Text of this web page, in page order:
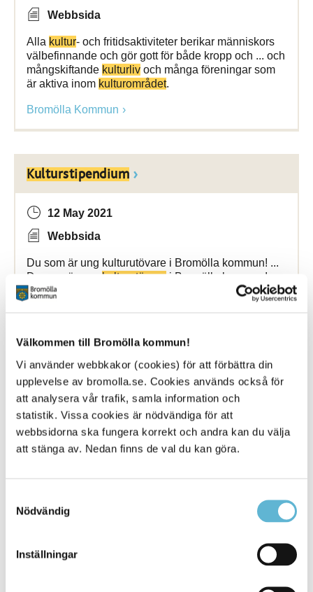
Välkommen till Bromölla kommun!
Vi använder webbkakor (cookies) för att förbättra din
upplevelse av bromolla.se. Cookies används också för
att analysera vår trafik, samla information och
statistik. Vissa cookies är nödvändiga för att
webbsidorna ska fungera korrekt och andra kan du välja
att stänga av. Nedan finns de val du kan göra.
Nödvändig
Inställningar
Webbsida
Alla kultur- och fritidsaktiviteter berikar människors
välbefinnande och gör gott för både kropp och ... och
mångskiftande kulturliv och många föreningar som
är aktiva inom kulturområdet.
Bromölla Kommun
Kulturstipendium
12 May 2021
Webbsida
Du som är ung kulturutövare i Bromölla kommun! ...
Du som är ung kulturutövare i Bromölla kommun!
Bromölla Kommun
Kulturpris
12 June 2025
Webbsida
Vill du nominera någon till Bromölla kommuns
Kulturhus